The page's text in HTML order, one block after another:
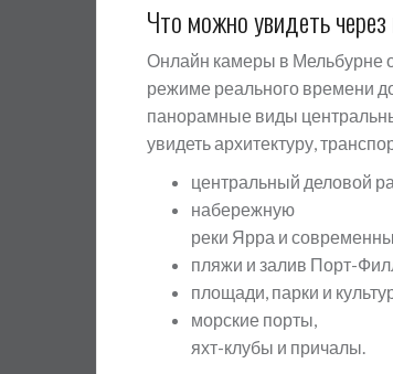
Что можно увидеть
Онлайн камеры в Мельбурне
режиме реального времени
панорамные виды
увидеть архитектуру,
центральный деловой
набережную
реки Ярра и
пляжи и залив Порт-
площади, парки и
морские порты,
яхт-клубы и причалы.